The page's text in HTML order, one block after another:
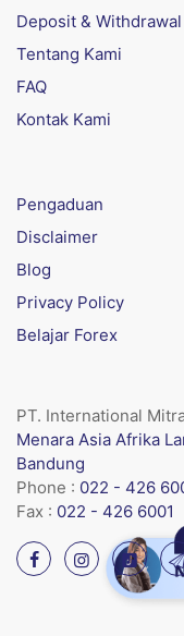
Deposit & Withdrawal
Tentang Kami
FAQ
Kontak Kami
Pengaduan
Disclaimer
Blog
Privacy Policy
Belajar Forex
PT. International
Menara Asia Afrika
Bandung
Phone : 022 - 426
Fax : 022 - 426 6001